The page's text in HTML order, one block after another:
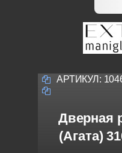
АРТИКУЛ:
Дверная
(Агата)